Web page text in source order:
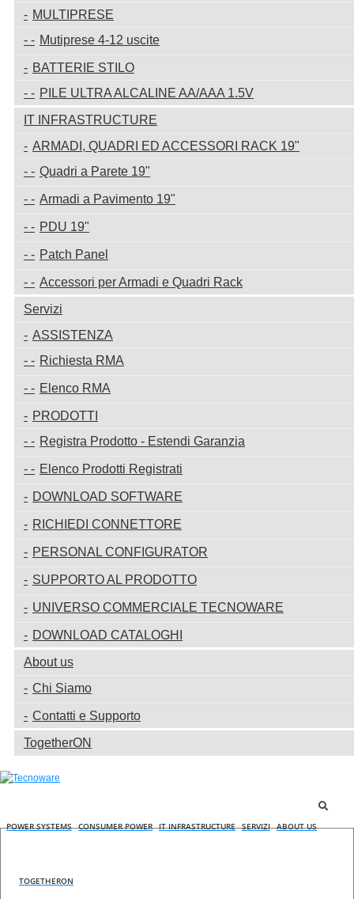
MULTIPRESE
Mutiprese 4-12 uscite
BATTERIE STILO
PILE ULTRA ALCALINE AA/AAA 1.5V
IT INFRASTRUCTURE
ARMADI, QUADRI ED ACCESSORI RACK 19"
Quadri a Parete 19"
Armadi a Pavimento 19"
PDU 19"
Patch Panel
Accessori per Armadi e Quadri Rack
Servizi
ASSISTENZA
Richiesta RMA
Elenco RMA
PRODOTTI
Registra Prodotto - Estendi Garanzia
Elenco Prodotti Registrati
DOWNLOAD SOFTWARE
RICHIEDI CONNETTORE
PERSONAL CONFIGURATOR
SUPPORTO AL PRODOTTO
UNIVERSO COMMERCIALE TECNOWARE
DOWNLOAD CATALOGHI
About us
Chi Siamo
Contatti e Supporto
TogetherON
POWER SYSTEMS CONSUMER POWER IT INFRASTRUCTURE SERVIZI ABOUT US
TOGETHERON